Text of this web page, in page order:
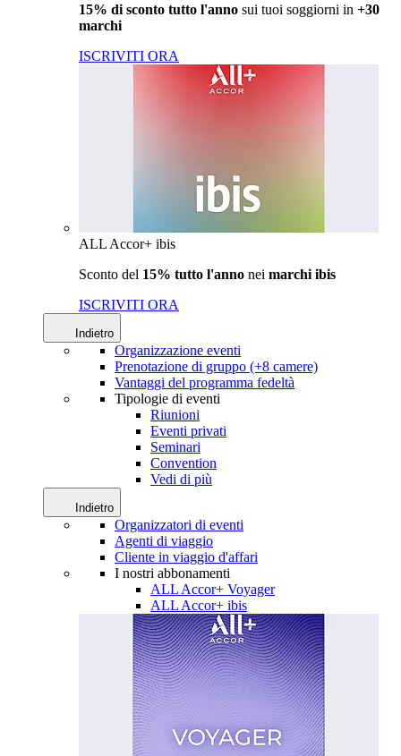
15% di sconto tutto l'anno sui tuoi soggiorni in +30
marchi
ISCRIVITI ORA
ALL Accor+ ibis
Sconto del 15% tutto l'anno nei marchi ibis
ISCRIVITI ORA
Indietro
Organizzazione eventi
Prenotazione di gruppo (+8 camere)
Vantaggi del programma fedeltà
Tipologie di eventi
Riunioni
Eventi privati
Seminari
Convention
Vedi di più
Indietro
Organizzatori di eventi
Agenti di viaggio
Cliente in viaggio d'affari
I nostri abbonamenti
ALL Accor+ Voyager
ALL Accor+ ibis